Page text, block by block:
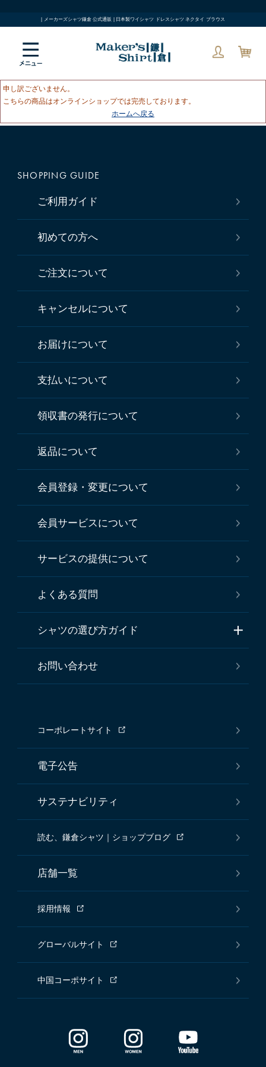
| メーカーズシャツ鎌倉 公式通販 | 日本製ワイシャツ ドレスシャツ ネクタイ ブラウス
申し訳ございません。
こちらの商品はオンラインショップでは完売しております。
ホームへ戻る
SHOPPING GUIDE
ご利用ガイド
初めての方へ
ご注文について
キャンセルについて
お届けについて
支払いについて
領収書の発行について
返品について
会員登録・変更について
会員サービスについて
サービスの提供について
よくある質問
シャツの選び方ガイド
お問い合わせ
コーポレートサイト
電子公告
サステナビリティ
読む、鎌倉シャツ｜ショップブログ
店舗一覧
採用情報
グローバルサイト
中国コーポサイト